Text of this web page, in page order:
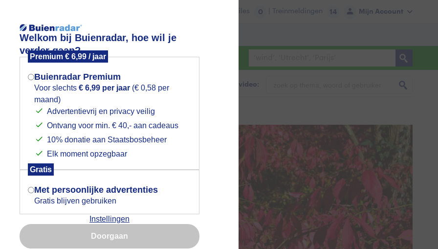
Welkom bij Buienradar, hoe wil je
verder gaan?
Premium € 6,99 / jaar
Buienradar Premium
Voor slechts € 6,99 per jaar (€ 0,58 per
maand)
Advertentievrij en privacy veilig
Ontvang voor min. € 40,- aan cadeaus
10% donatie aan Staatsbosbeheer
Elk moment opzegbaar
Gratis
Met persoonlijke advertenties
Gratis blijven gebruiken
Instellingen
Doorgaan
Mijn Account
Files 0 | Treinmeldingen 14
Lees meer.
Foto en video Weerzine
Zoeken in foto & video:
Mogen we je locatie gebruiken voor
het weer?
Indien je hier nog geen akkoord op hebt
gegeven, verschijnt er zo een pop-up uit
je browser waarin deze toestemming
gevraagd wordt.
Is goed, toon de popup
Nu niet, misschien later